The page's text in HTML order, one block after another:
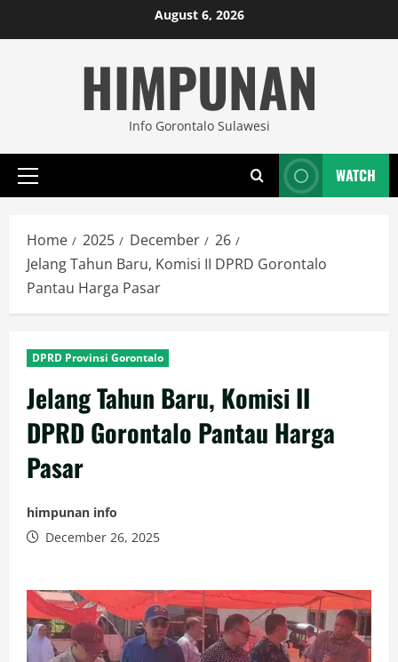
to
August 6, 2026
HIMPUNAN
Info Gorontalo Sulawesi
Primary
WATCH
Home 2025 December
26
Jelang Tahun Baru, Komisi II DPRD Gorontalo
Pantau Harga Pasar
DPRD Provinsi Gorontalo
Jelang Tahun Baru, Komisi II
DPRD Gorontalo Pantau Harga
Pasar
himpunan info
December 26, 2025